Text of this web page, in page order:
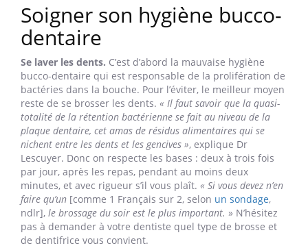
Soigner son hygiène bucco-
dentaire
Se laver les dents. C’est d’abord la mauvaise hygiène
bucco-dentaire qui est responsable de la prolifération de
bactéries dans la bouche. Pour l’éviter, le meilleur moyen
reste de se brosser les dents. « Il faut savoir que la quasi-
totalité de la rétention bactérienne se fait au niveau de la
plaque dentaire, cet amas de résidus alimentaires qui se
nichent entre les dents et les gencives », explique Dr
Lescuyer. Donc on respecte les bases : deux à trois fois
par jour, après les repas, pendant au moins deux
minutes, et avec rigueur s’il vous plaît. « Si vous devez n’en
faire qu’un [comme 1 Français sur 2, selon un sondage,
ndlr], le brossage du soir est le plus important. » N’hésitez
pas à demander à votre dentiste quel type de brosse et
de dentifrice vous convient.